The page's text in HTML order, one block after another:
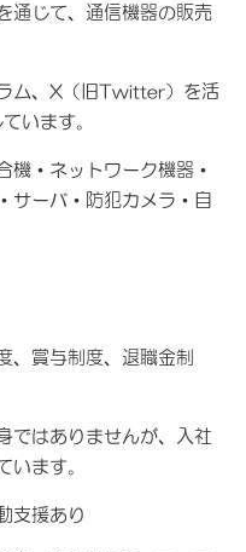
通じて、通信機器の販売
ム、X（旧Twitter）を活
います。
機・ネットワーク機器・
サーバ・防犯カメラ・自
、賞与制度、退職金制
ではありませんが、入社
います。
支援あり